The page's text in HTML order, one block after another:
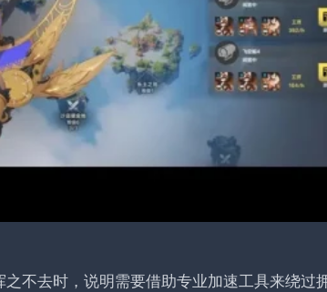
之不去时，说明需要借助专业加速工具来绕过